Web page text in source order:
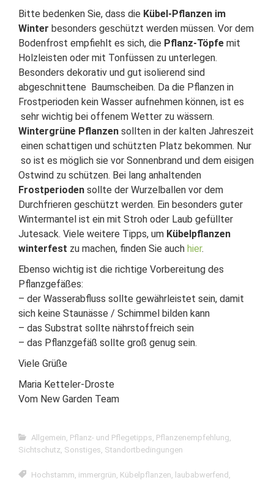
Bitte bedenken Sie, dass die Kübel-Pflanzen im
Winter besonders geschützt werden müssen. Vor dem
Bodenfrost empfiehlt es sich, die Pflanz-Töpfe mit
Holzleisten oder mit Tonfüssen zu unterlegen.
Besonders dekorativ und gut isolierend sind
abgeschnittene Baumscheiben. Da die Pflanzen in
Frostperioden kein Wasser aufnehmen können, ist es
sehr wichtig bei offenem Wetter zu wässern.
Wintergrüne Pflanzen sollten in der kalten Jahreszeit
einen schattigen und schützten Platz bekommen. Nur
so ist es möglich sie vor Sonnenbrand und dem eisigen
Ostwind zu schützen. Bei lang anhaltenden
Frostperioden sollte der Wurzelballen vor dem
Durchfrieren geschützt werden. Ein besonders guter
Wintermantel ist ein mit Stroh oder Laub gefüllter
Jutesack. Viele weitere Tipps, um Kübelpflanzen
winterfest zu machen, finden Sie auch hier.
Ebenso wichtig ist die richtige Vorbereitung des
Pflanzgefäßes:
– der Wasserabfluss sollte gewährleistet sein, damit
sich keine Staunässe / Schimmel bilden kann
– das Substrat sollte nährstoffreich sein
– das Pflanzgefäß sollte groß genug sein.
Viele Grüße
Maria Ketteler-Droste
Vom New Garden Team
Allgemein, Pflanz- und Pflegetipps, Pflanzenempfehlung,
Sichtschutz, Sonstiges, Standortbedingungen
Hochstamm, immergrün, Kübelpflanzen, laubabwerfend ,